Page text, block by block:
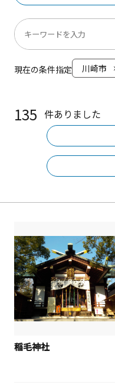
現在の条件指定 川崎市
135 件ありました
稲毛神社